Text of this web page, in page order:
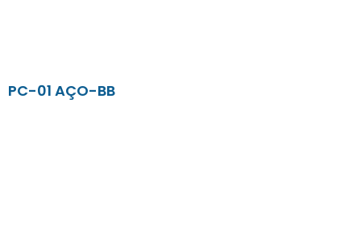
PC-01 AÇO-BB